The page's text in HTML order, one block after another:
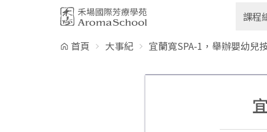
課程
首頁 大事紀 宜蘭寬SPA-1，舉辦嬰幼兒